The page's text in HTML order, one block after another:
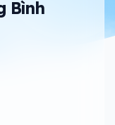
Bình